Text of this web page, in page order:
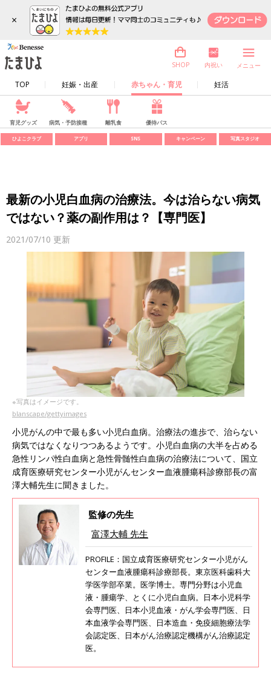
×
TOP 妊娠・出産 赤ちゃん・育児 妊活
SHOP 内祝い メニュー
育児グッズ 病気・予防接種 離乳食 優待パス
ひよこクラブ アプリ SNS キャンペーン 写真スタジオ
最新の小児白血病の治療法。今は治らない病気
ではない？薬の副作用は？【専門医】
2021/07/10 更新
※写真はイメージです。
blanscape/gettyimages
小児がんの中で最も多い小児白血病。治療法の進歩で、治らない
病気ではなくなりつつあるようです。小児白血病の大半を占める
急性リンパ性白血病と急性骨髄性白血病の治療法について、国立
成育医療研究センター小児がんセンター血液腫瘍科診療部長の富
澤大輔先生に聞きました。
監修の先生
富澤大輔 先生
PROFILE：国立成育医療研究センター小児がん
センター血液腫瘍科診療部長。東京医科歯科大
学医学部卒業。医学博士。専門分野は小児血
液・腫瘍学、とくに小児白血病。日本小児科学
会専門医、日本小児血液・がん学会専門医、日
本血液学会専門医、日本造血・免疫細胞療法学
会認定医、日本がん治療認定機構がん治療認定
医。